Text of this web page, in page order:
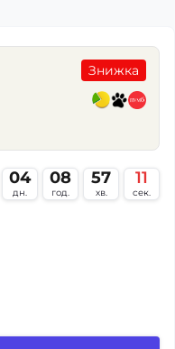
Знижка
04
дн.
08
год.
57
хв.
10
сек.